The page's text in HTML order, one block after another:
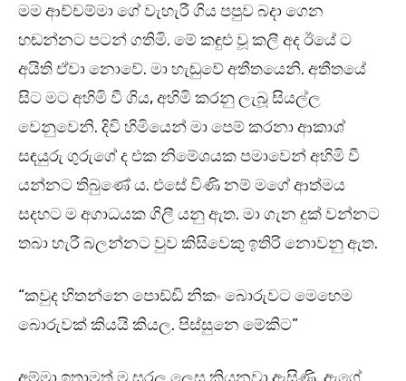
මම ආච්චම්මා ගේ වැහැරී ගිය පපුව බදා ගෙන
හඬන්නට පටන් ගතිමි. මේ කඳුළු වූ කලී අද ඊයේ ට
අයිති ඒවා නොවේ. මා හැඬුවේ අතීතයෙනි. අතීතයේ
සිට මට අහිමි වී ගිය, අහිමි කරනු ලැබූ සියල්ල
වෙනුවෙනි. දිවි හිමියෙන් මා පෙම් කරනා ආකාශ්
සඳයුරු ගුරුගේ ද එක නිමේශයක පමාවෙන් අහිමි වී
යන්නට තිබුණේ ය. එසේ විණි නම් මගේ ආත්මය
සදහට ම අගාධයක ගිලී යනු ඇත. මා ගැන දුක් වන්නට
තබා හැරී බලන්නට වුව කිසිවෙකු ඉතිරි නොවනු ඇත.
“කවුද හිතන්නෙ පොඩ්ඩි නිකං බොරුවට මෙහෙම
බොරුවක් කියයි කියල. පිස්සුනෙ මේකිට”